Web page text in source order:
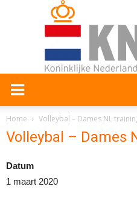
Home Volleybal – Dames NL
Volleybal – Dames
Datum
1 maart 2020